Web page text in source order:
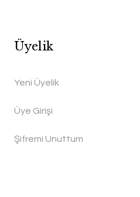
Üyelik
Yeni Üyelik
Üye Girişi
Şifremi Unuttum